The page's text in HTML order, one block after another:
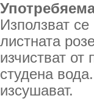
Използват
листната
изчистват
студена
изсушават.